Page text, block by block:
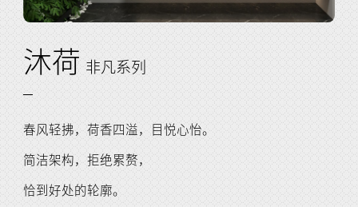
沐荷 非凡系列
春风轻拂，荷香四溢，目悦心怡。
简洁架构，拒绝累赘，
恰到好处的轮廓。